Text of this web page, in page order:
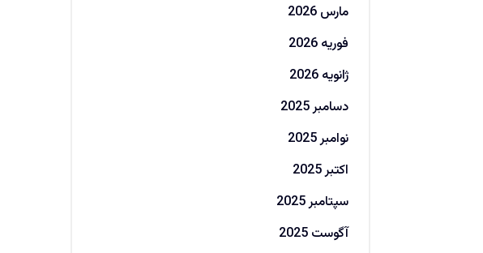
مارس 2026
فوریه 2026
ژانویه 2026
دسامبر 2025
نوامبر 2025
اکتبر 2025
سپتامبر 2025
آگوست 2025